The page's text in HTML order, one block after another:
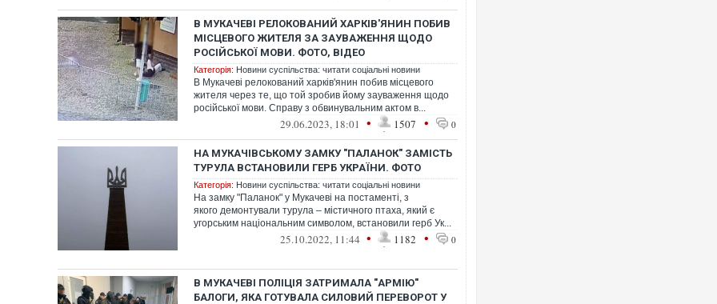
В МУКАЧЕВІ РЕЛОКОВАНИЙ ХАРКІВ'ЯНИН ПОБИВ
МІСЦЕВОГО ЖИТЕЛЯ ЗА ЗАУВАЖЕННЯ ЩОДО
РОСІЙСЬКОЇ МОВИ. ФОТО, ВІДЕО
Категорія: Новини суспільства: читати соціальні новини
В Мукачеві релокований харків'янин побив місцевого
жителя через те, що той зробив йому зауваження щодо
російської мови. Справу з обвинувальним актом в...
29.06.2023, 18:01 • 1507 • 0
НА МУКАЧІВСЬКОМУ ЗАМКУ "ПАЛАНОК" ЗАМІСТЬ
ТУРУЛА ВСТАНОВИЛИ ГЕРБ УКРАЇНИ. ФОТО
Категорія: Новини суспільства: читати соціальні новини
На замку "Паланок" у Мукачеві на постаменті, з
якого демонтували турула – містичного птаха, який є
угорським національним символом, встановили герб Ук...
25.10.2022, 11:44 • 1182 • 0
В МУКАЧЕВІ ПОЛІЦІЯ ЗАТРИМАЛА "АРМІЮ"
БАЛОГИ, ЯКА ГОТУВАЛА СИЛОВИЙ ПЕРЕВОРОТ У